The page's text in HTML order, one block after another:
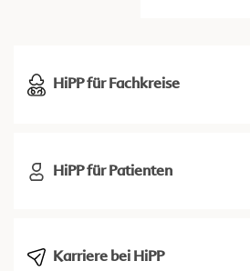
HiPP für Fachkreise
HiPP für Patienten
Karriere bei HiPP